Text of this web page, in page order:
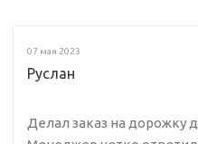
07 мая 2023
Руслан
Делал заказ на дорожку